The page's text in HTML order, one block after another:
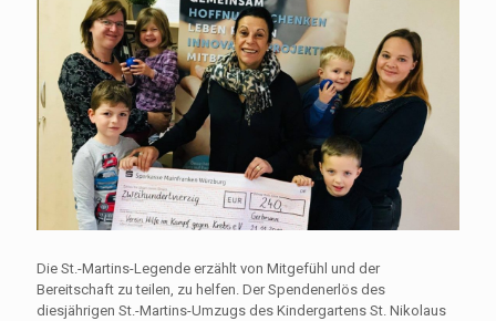
Die St.-Martins-Legende erzählt von Mitgefühl und der
Bereitschaft zu teilen, zu helfen. Der Spendenerlös des
diesjährigen St.-Martins-Umzugs des Kindergartens St. Nikolaus